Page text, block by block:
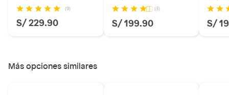
(9)
S/ 229.90
(3)
S/ 199.90 S/
Más opciones similares